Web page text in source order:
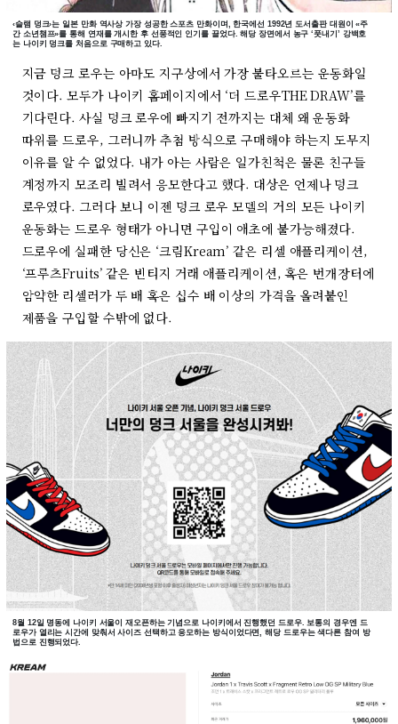
‹슬램 덩크›는 일본 만화 역사상 가장 성공한 스포츠 만화이며, 한국에선 1992년 도서출판 대원이 «주
간 소년챔프»를 통해 연재를 개시한 후 선풍적인 인기를 끌었다. 해당 장면에서 농구 ‘풋내기’ 강백호
는 나이키 덩크를 처음으로 구매하고 있다.
지금 덩크 로우는 아마도 지구상에서 가장 불타오르는 운동화일
것이다. 모두가 나이키 홈페이지에서 ‘더 드로우THE DRAW’를
기다린다. 사실 덩크 로우에 빠지기 전까지는 대체 왜 운동화
따위를 드로우, 그러니까 추첨 방식으로 구매해야 하는지 도무지
이유를 알 수 없었다. 내가 아는 사람은 일가친척은 물론 친구들
계정까지 모조리 빌려서 응모한다고 했다. 대상은 언제나 덩크
로우였다. 그러다 보니 이젠 덩크 로우 모델의 거의 모든 나이키
운동화는 드로우 형태가 아니면 구입이 애초에 불가능해졌다.
드로우에 실패한 당신은 ‘크림Kream’ 같은 리셀 애플리케이션,
‘프루츠Fruits’ 같은 빈티지 거래 애플리케이션, 혹은 번개장터에
암약한 리셀러가 두 배 혹은 십수 배 이상의 가격을 올려붙인
제품을 구입할 수밖에 없다.
8월 12일 명동에 나이키 서울이 재오픈하는 기념으로 나이키에서 진행했던 드로우. 보통의 경우엔 드
로우가 열리는 시간에 맞춰서 사이즈 선택하고 응모하는 방식이었다면, 해당 드로우는 색다른 참여 방
법으로 진행되었다.